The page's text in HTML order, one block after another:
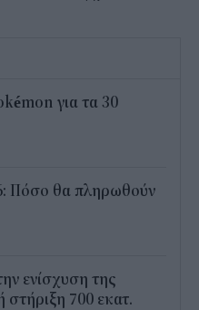
για τα 30
Πόσο θα πληρωθούν
ενίσχυση της
στήριξη 700 εκατ.